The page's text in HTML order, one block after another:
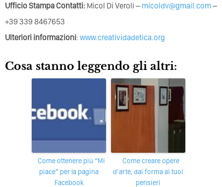
Ufficio Stampa Contatti: Micol Di Veroli – micoldv@gmail.com–
+39 339 8467653
Ulteriori informazioni: www.creatividadetica.org
Cosa stanno leggendo gli altri:
Come ottenere più “Mi
piace” per la pagina
Facebook
Come creare opere
d’arte, dai forma ai tuoi
pensieri